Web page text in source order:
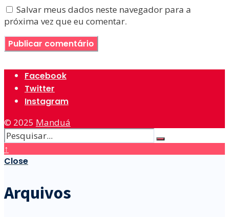
Salvar meus dados neste navegador para a
próxima vez que eu comentar.
Facebook
Twitter
Instagram
© 2025 Manduá
↑
Close
Arquivos